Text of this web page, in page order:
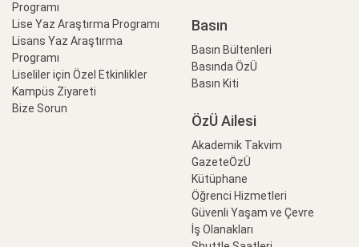
Programı
Lise Yaz Araştırma Programı
Lisans Yaz Araştırma
Programı
Liseliler için Özel Etkinlikler
Kampüs Ziyareti
Bize Sorun
Basın
Basın Bültenleri
Basında ÖzÜ
Basın Kiti
ÖzÜ Ailesi
Akademik Takvim
GazeteÖzÜ
Kütüphane
Öğrenci Hizmetleri
Güvenli Yaşam ve Çevre
İş Olanakları